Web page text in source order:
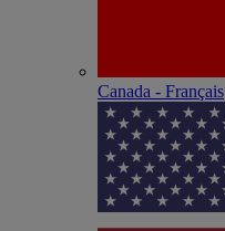
Canada - Français